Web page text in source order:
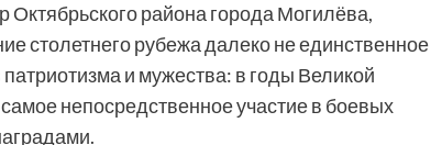
района города Могилёва,
столетнего рубежа далеко не единственное
и мужества: в годы Великой
непосредственное участие в боевых